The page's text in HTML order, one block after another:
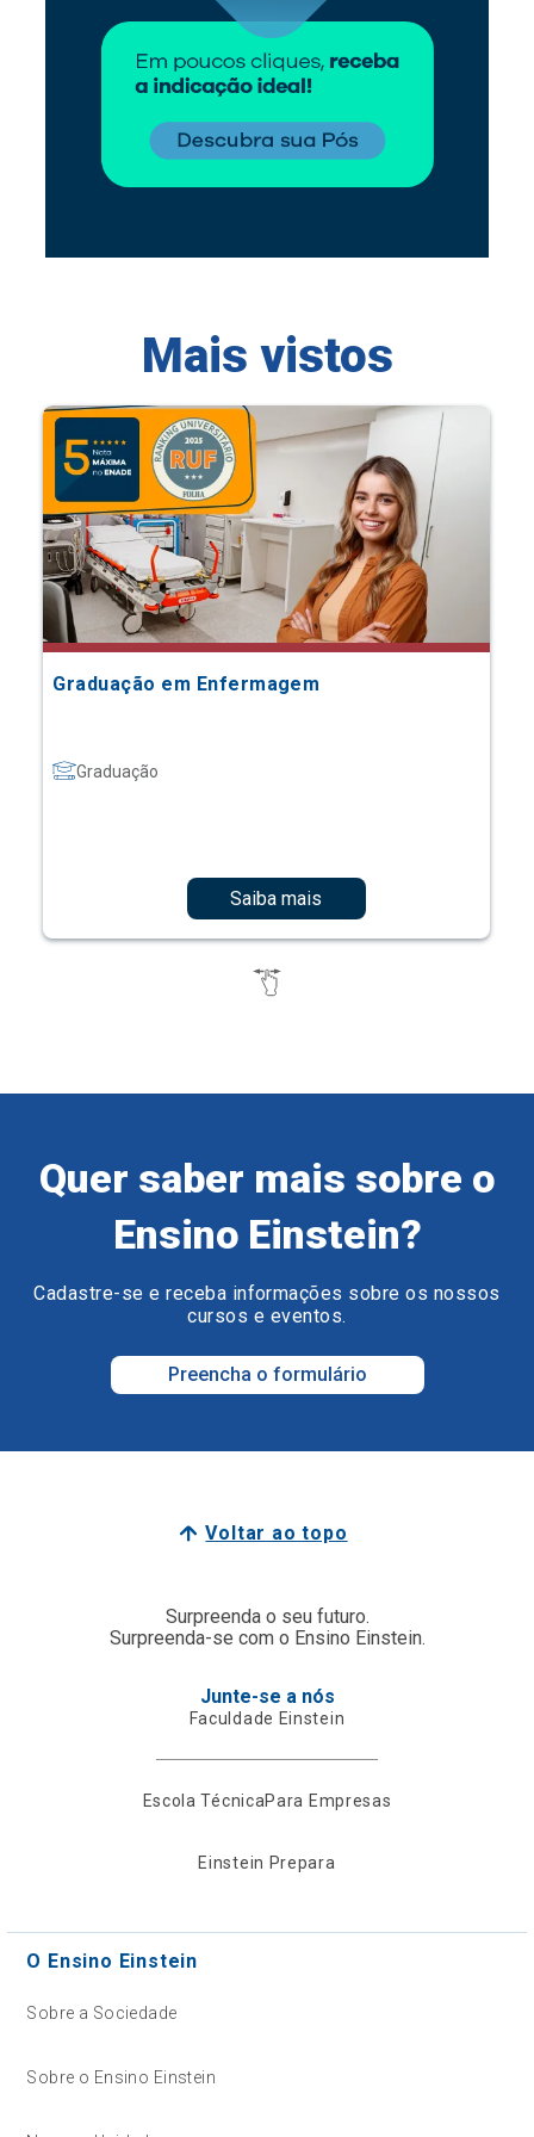
Mais vistos
Graduação em Enfermagem
Graduação
Saiba mais
Quer saber mais sobre o
Ensino Einstein?
Cadastre-se e receba informações sobre os nossos
cursos e eventos.
Preencha o formulário
Voltar ao topo
Surpreenda o seu futuro.
Surpreenda-se com o Ensino Einstein.
Junte-se a nós
Faculdade Einstein
Escola TécnicaPara Empresas
Einstein Prepara
O Ensino Einstein
Sobre a Sociedade
Sobre o Ensino Einstein